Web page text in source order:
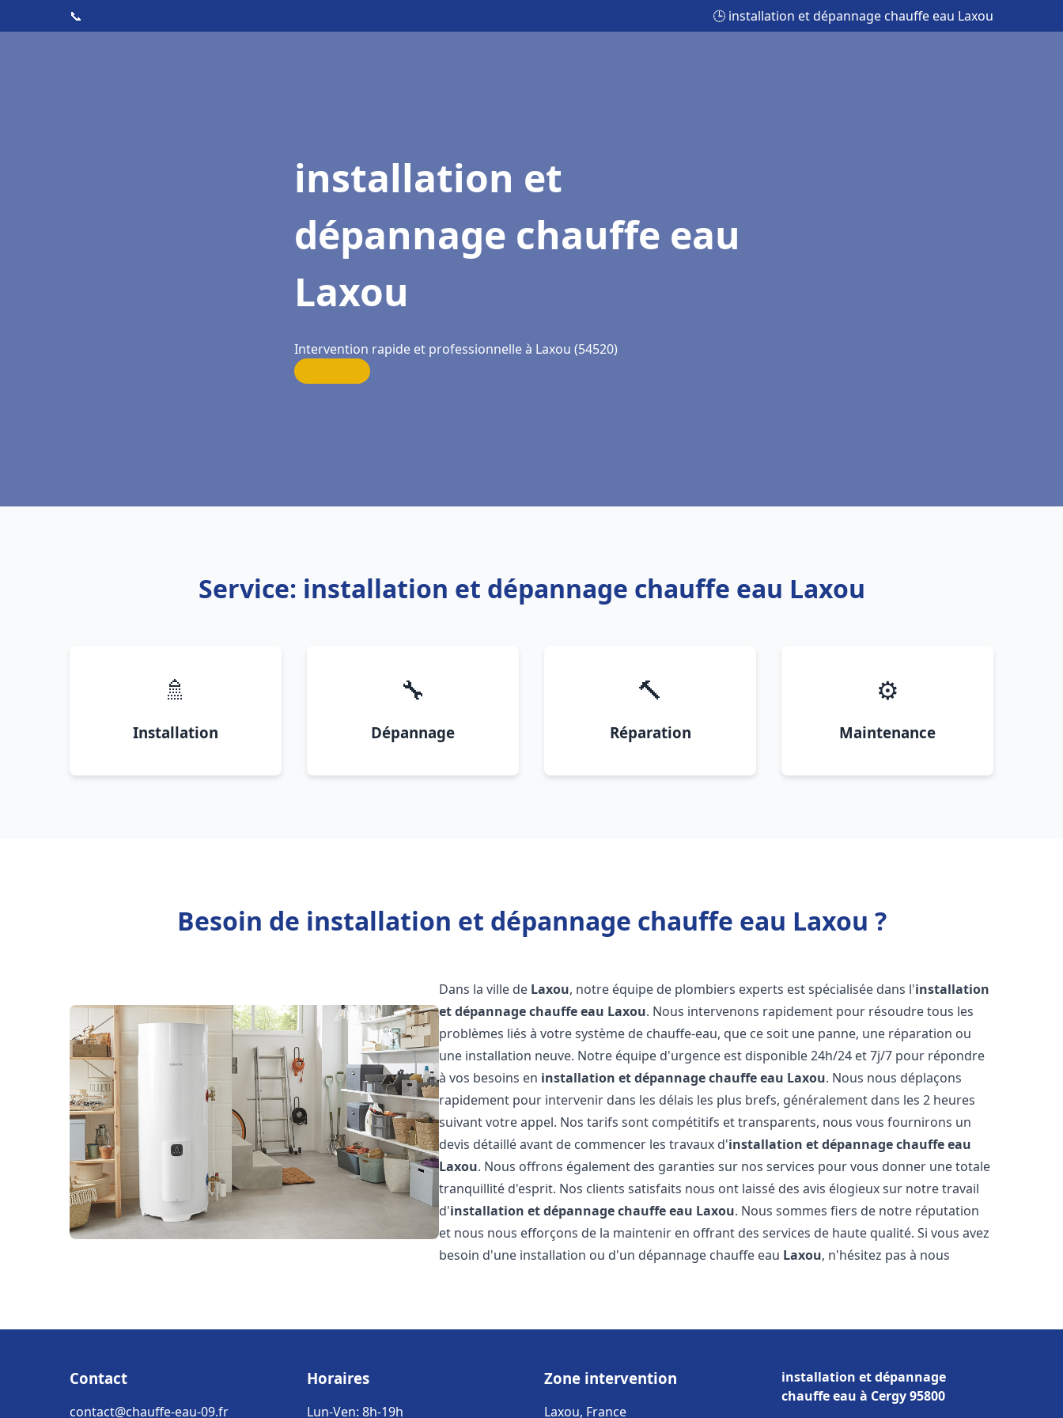
📞 🕒 installation et dépannage chauffe eau Laxou
installation et
dépannage chauffe eau
Laxou
Intervention rapide et professionnelle à Laxou (54520)
Service: installation et dépannage chauffe eau Laxou
🚿
Installation
🔧
Dépannage
🔨
Réparation
⚙️
Maintenance
Besoin de installation et dépannage chauffe eau Laxou ?
Dans la ville de Laxou, notre équipe de plombiers experts est spécialisée dans l'installation
et dépannage chauffe eau Laxou. Nous intervenons rapidement pour résoudre tous les
problèmes liés à votre système de chauffe-eau, que ce soit une panne, une réparation ou
une installation neuve. Notre équipe d'urgence est disponible 24h/24 et 7j/7 pour répondre
à vos besoins en installation et dépannage chauffe eau Laxou. Nous nous déplaçons
rapidement pour intervenir dans les délais les plus brefs, généralement dans les 2 heures
suivant votre appel. Nos tarifs sont compétitifs et transparents, nous vous fournirons un
devis détaillé avant de commencer les travaux d'installation et dépannage chauffe eau
Laxou. Nous offrons également des garanties sur nos services pour vous donner une totale
tranquillité d'esprit. Nos clients satisfaits nous ont laissé des avis élogieux sur notre travail
d'installation et dépannage chauffe eau Laxou. Nous sommes fiers de notre réputation
et nous nous efforçons de la maintenir en offrant des services de haute qualité. Si vous avez
besoin d'une installation ou d'un dépannage chauffe eau Laxou, n'hésitez pas à nous
Contact
contact@chauffe-eau-09.fr
Horaires
Lun-Ven: 8h-19h
Zone intervention
Laxou, France
installation et dépannage
chauffe eau à Cergy 95800